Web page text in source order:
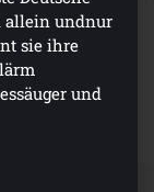
allein undnur
sie ihre
und